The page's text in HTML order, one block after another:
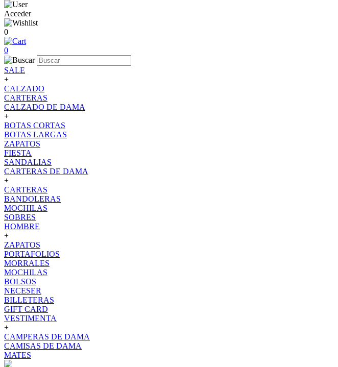
Acceder
0
0
SALE
+
CALZADO
CARTERAS
CALZADO DE DAMA
+
BOTAS CORTAS
BOTAS LARGAS
ZAPATOS
FIESTA
SANDALIAS
CARTERAS DE DAMA
+
CARTERAS
BANDOLERAS
MOCHILAS
SOBRES
HOMBRE
+
ZAPATOS
PORTAFOLIOS
MORRALES
MOCHILAS
BOLSOS
NECESER
BILLETERAS
GIFT CARD
VESTIMENTA
+
CAMPERAS DE DAMA
CAMISAS DE DAMA
MATES